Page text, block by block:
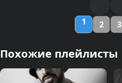
1 2 3
Похожие плейлисты